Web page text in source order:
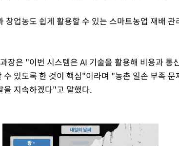
창업농도 쉽게 활용할 수 있는 스마트농업 재배
장은 "이번 시스템은 AI 기술을 활용해 비용과 통
수 있도록 한 것이 핵심"이라며 "농촌 일손 부족 문
을 지속하겠다"고 말했다.